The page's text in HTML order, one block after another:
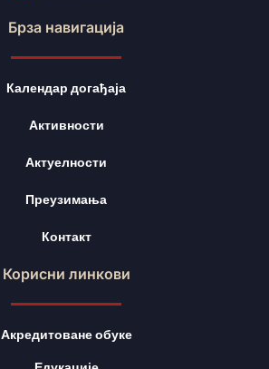
Брза навигација
Календар догађаја
Активности
Актуелности
Преузимања
Контакт
Корисни линкови
Акредитоване обуке